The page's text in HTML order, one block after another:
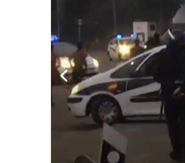
Fotogalerías